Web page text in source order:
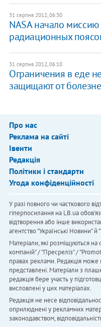
31 серпня 2012, 06:30
NASA начало
радиационных
31 серпня 2012, 06:10
Ограничения в еде
защищают от
Про нас
Реклама на сайті
Івенти
Редакція
Політики і стандарти
Угода конфіденційності
У разі повного чи часткового
гіперпосилання на LB.ua
відтворення або інше
агентство "Українськi Новини"
Матеріали, які розміщуються
компаній" / "Пресреліз" /
правах реклами. Редакція може
представлені. Матеріали з
редакція бере участь у
висловлені у цих матеріалах.
Редакція не несе
оприлюднені у рекламних
законодавством,